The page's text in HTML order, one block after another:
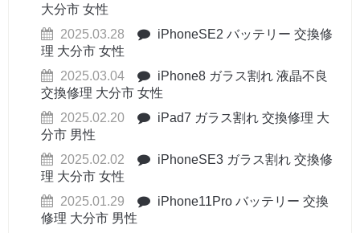
大分市 女性
2025.03.28
iPhoneSE2 バッテリー 交換修
理 大分市 女性
2025.03.04
iPhone8 ガラス割れ 液晶不良
交換修理 大分市 女性
2025.02.20
iPad7 ガラス割れ 交換修理 大
分市 男性
2025.02.02
iPhoneSE3 ガラス割れ 交換修
理 大分市 女性
2025.01.29
iPhone11Pro バッテリー 交換
修理 大分市 男性